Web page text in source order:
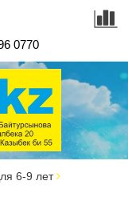
0770
6-9 лет